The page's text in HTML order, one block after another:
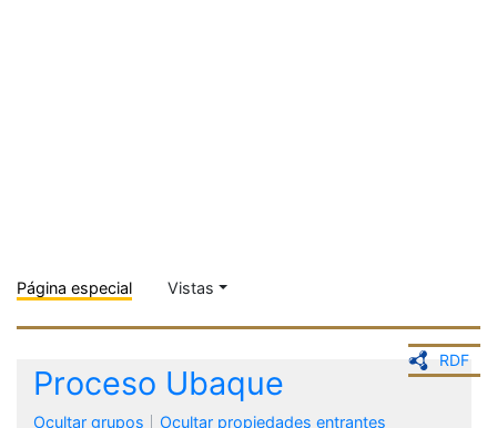
Página especial Vistas
RDF
Proceso Ubaque
Ocultar grupos
Ocultar propiedades entrantes